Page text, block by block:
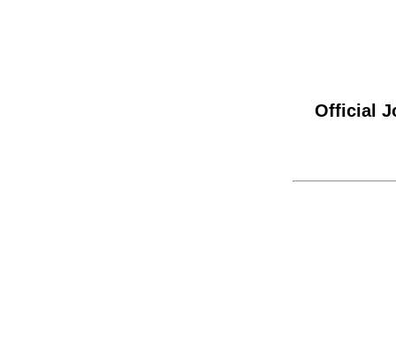
Official